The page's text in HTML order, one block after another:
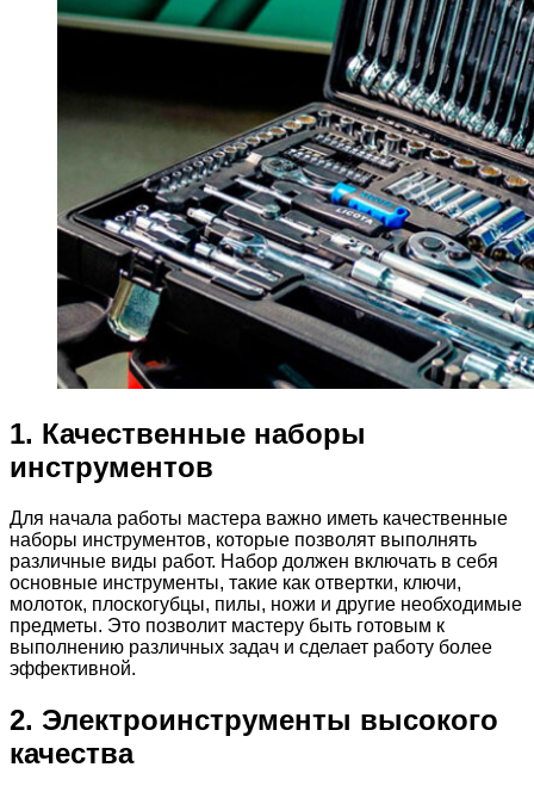
1. Качественные наборы
инструментов
Для начала работы мастера важно иметь качественные
наборы инструментов, которые позволят выполнять
различные виды работ. Набор должен включать в себя
основные инструменты, такие как отвертки, ключи,
молоток, плоскогубцы, пилы, ножи и другие необходимые
предметы. Это позволит мастеру быть готовым к
выполнению различных задач и сделает работу более
эффективной.
2. Электроинструменты высокого
качества